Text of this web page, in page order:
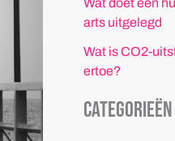
Wat doet een
arts uitgelegd
Wat is CO2-
ertoe?
Categorieën